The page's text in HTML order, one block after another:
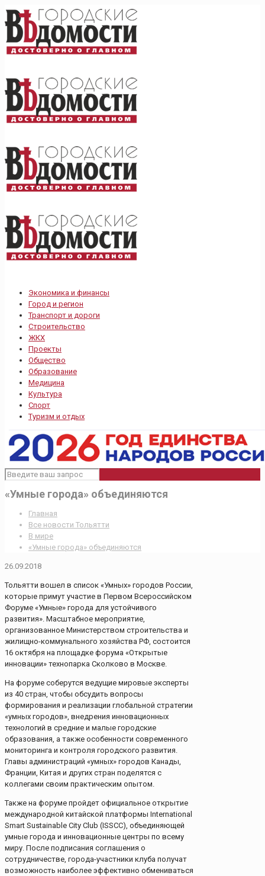
Экономика и финансы
Город и регион
Транспорт и дороги
Строительство
ЖКХ
Проекты
Общество
Образование
Медицина
Культура
Спорт
Туризм и отдых
«Умные города» объединяются
Главная
Все новости Тольятти
В мире
«Умные города» объединяются
26.09.2018
Тольятти вошел в список «Умных» городов России,
которые примут участие в Первом Всероссийском
Форуме «Умные» города для устойчивого
развития». Масштабное мероприятие,
организованное Министерством строительства и
жилищно-коммунального хозяйства РФ, состоится
16 октября на площадке форума «Открытые
инновации» технопарка Сколково в Москве.
На форуме соберутся ведущие мировые эксперты
из 40 стран, чтобы обсудить вопросы
формирования и реализации глобальной стратегии
«умных городов», внедрения инновационных
технологий в средние и малые городские
образования, а также особенности современного
мониторинга и контроля городского развития.
Главы администраций «умных» городов Канады,
Франции, Китая и других стран поделятся с
коллегами своим практическим опытом.
Также на форуме пройдет официальное открытие
международной китайской платформы International
Smart Sustainable City Club (ISSCC), объединяющей
умные города и инновационные центры по всему
миру. После подписания соглашения о
сотрудничестве, города-участники клуба получат
возможность наиболее эффективно обмениваться